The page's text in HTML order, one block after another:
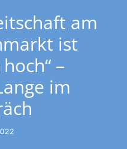
am
ist
–
im